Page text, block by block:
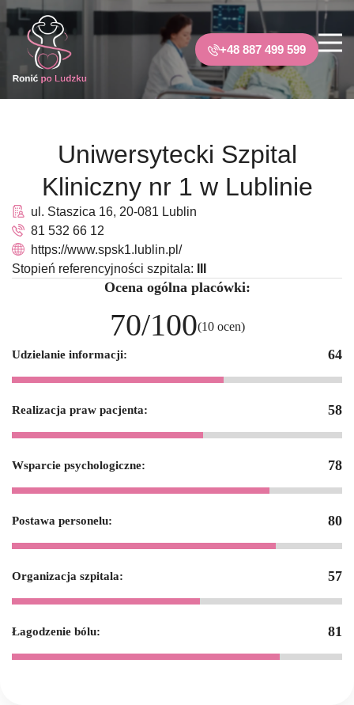
+48 887 499 599
Uniwersytecki Szpital
Kliniczny nr 1 w Lublinie
ul. Staszica 16, 20-081 Lublin
81 532 66 12
https://www.spsk1.lublin.pl/
Stopień referencyjności szpitala:
Ocena ogólna placówki:
70/100(10 ocen)
Udzielanie informacji: 64
Realizacja praw pacjenta: 58
Wsparcie psychologiczne: 78
Postawa personelu: 80
Organizacja szpitala: 57
Łagodzenie bólu: 81